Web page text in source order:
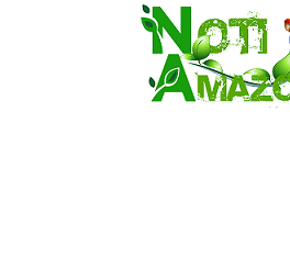
Pastaza. Hallan
conductor que
desaparecido,
cooperativa los
(Opinión) Que
y la defensa
Terremoto de 7.1